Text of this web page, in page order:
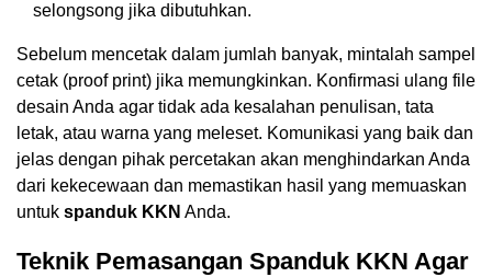
selongsong jika dibutuhkan.
Sebelum mencetak dalam jumlah banyak, mintalah sampel
cetak (proof print) jika memungkinkan. Konfirmasi ulang file
desain Anda agar tidak ada kesalahan penulisan, tata
letak, atau warna yang meleset. Komunikasi yang baik dan
jelas dengan pihak percetakan akan menghindarkan Anda
dari kekecewaan dan memastikan hasil yang memuaskan
untuk spanduk KKN Anda.
Teknik Pemasangan Spanduk KKN Agar